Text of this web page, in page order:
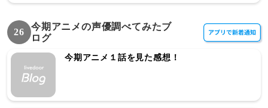
26
今期アニメの声優調べてみたブ
ログ
今期アニメ１話を見た感想！